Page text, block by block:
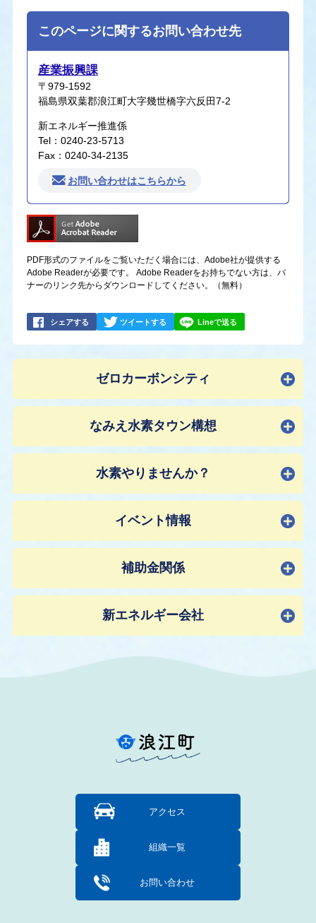
このページに関するお問い合わせ先
産業振興課
〒979-1592
福島県双葉郡浪江町大字幾世橋字六反田7-2
新エネルギー推進係
Tel：0240-23-5713
Fax：0240-34-2135
お問い合わせはこちらから
PDF形式のファイルをご覧いただく場合には、Adobe社が提供する
Adobe Readerが必要です。
Adobe Readerをお持ちでない方は、バ
ナーのリンク先からダウンロードしてください。（無料）
シェアする ツイートする Lineで送る
ゼロカーボンシティ
なみえ水素タウン構想
水素やりませんか？
イベント情報
補助金関係
新エネルギー会社
アクセス
組織一覧
お問い合わせ